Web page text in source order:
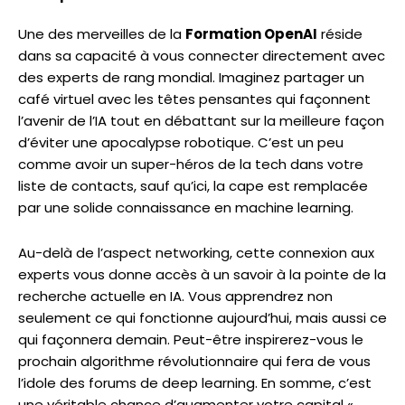
Une des merveilles de la Formation OpenAI réside
dans sa capacité à vous connecter directement avec
des experts de rang mondial. Imaginez partager un
café virtuel avec les têtes pensantes qui façonnent
l’avenir de l’IA tout en débattant sur la meilleure façon
d’éviter une apocalypse robotique. C’est un peu
comme avoir un super-héros de la tech dans votre
liste de contacts, sauf qu’ici, la cape est remplacée
par une solide connaissance en machine learning.
Au-delà de l’aspect networking, cette connexion aux
experts vous donne accès à un savoir à la pointe de la
recherche actuelle en IA. Vous apprendrez non
seulement ce qui fonctionne aujourd’hui, mais aussi ce
qui façonnera demain. Peut-être inspirerez-vous le
prochain algorithme révolutionnaire qui fera de vous
l’idole des forums de deep learning. En somme, c’est